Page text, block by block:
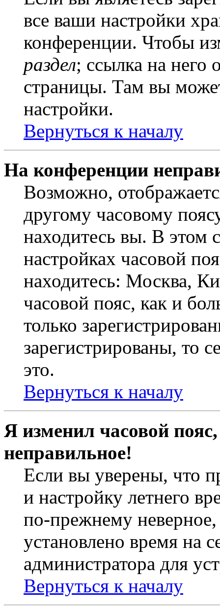
все ваши настройки
конференции. Чтобы
раздел; ссылка на него
страницы. Там вы
настройки.
Вернуться к началу
На конференции
Возможно,
другому часовому
находитесь вы. В этом
настройках часовой
находитесь: Москва,
часовой пояс, как и
только
зарегистрированы, то
это.
Вернуться к началу
Я изменил часовой
неправильное!
Если вы уверены, что
и настройку летнего
по-прежнему неверное,
установлено время на
администратора для
Вернуться к началу